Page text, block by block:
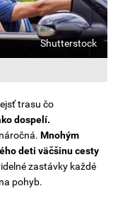
Shutterstock
trasu čo
dospelí.
Mnohým
deti väčšinu cesty
zastávky každé
pohyb.